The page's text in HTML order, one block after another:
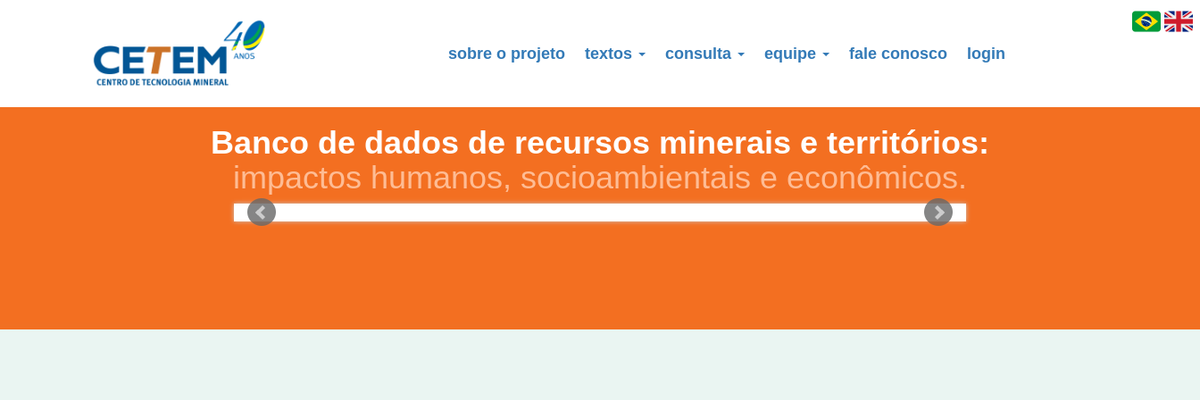
sobre o projeto textos consulta equipe fale conosco login
Banco de dados de recursos minerais e territórios:
impactos humanos, socioambientais e econômicos.